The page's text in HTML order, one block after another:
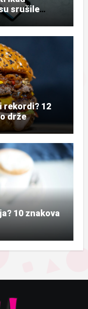
srušile
rekordi? 12
drže
10 znakova